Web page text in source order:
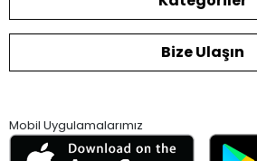
Bize Ulaşın
Mobil Uygulamalarımız